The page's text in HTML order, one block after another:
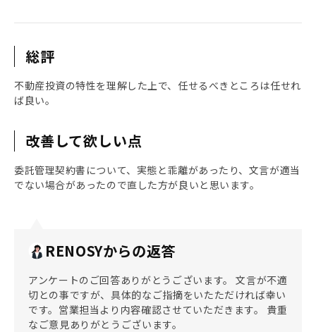
総評
不動産投資の特性を理解した上で、任せるべきところは任せれ
ば良い。
改善して欲しい点
委託管理契約書について、実態と乖離があったり、文言が適当
でない場合があったので直した方が良いと思います。
RENOSYからの返答
アンケートのご回答ありがとうございます。 文言が不適
切との事ですが、具体的なご指摘をいたただければ幸い
です。営業担当より内容確認させていただきます。 貴重
なご意見ありがとうございます。